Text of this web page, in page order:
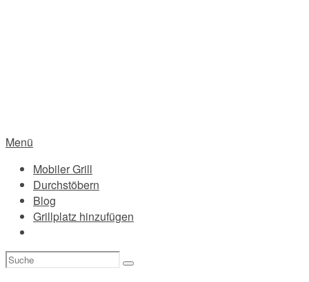
Menü
Mobiler Grill
Durchstöbern
Blog
Grillplatz hinzufügen
Suchen